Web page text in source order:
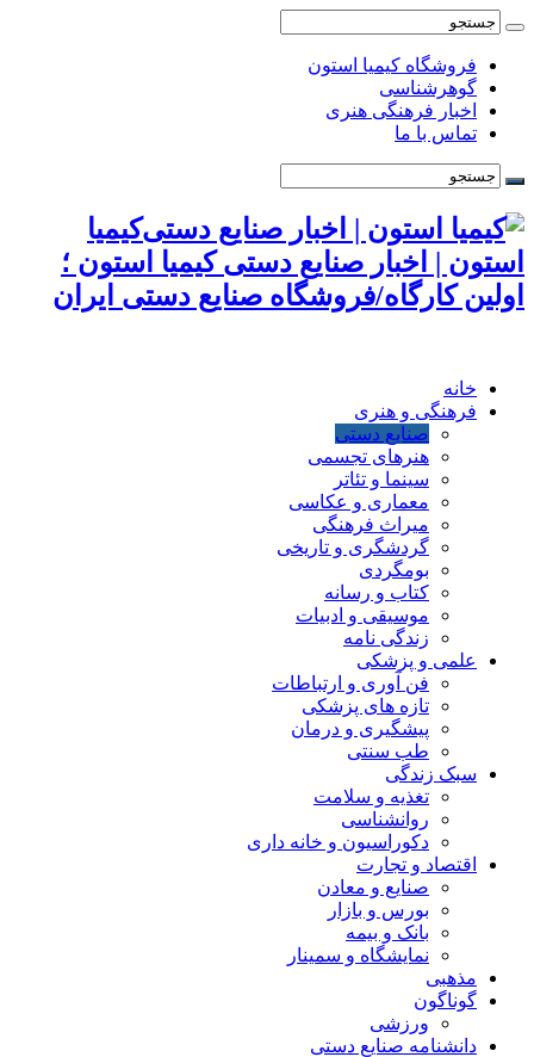
فروشگاه کیمیا استون
گوهرشناسی
اخبار فرهنگی هنری
تماس با ما
کیمیا
استون | اخبار صنایع دستی کیمیا استون ؛
اولین کارگاه/فروشگاه صنایع دستی ایران
خانه
فرهنگی و هنری
صنایع دستی
هنرهای تجسمی
سینما و تئاتر
معماری و عکاسی
میراث فرهنگی
گردشگری و تاریخی
بومگردی
کتاب و رسانه
موسیقی و ادبیات
زندگی نامه
علمی و پزشکی
فن آوری و ارتباطات
تازه های پزشکی
پیشگیری و درمان
طب سنتی
سبک زندگی
تغذیه و سلامت
روانشناسی
دکوراسیون و خانه داری
اقتصاد و تجارت
صنایع و معادن
بورس و بازار
بانک و بیمه
نمایشگاه و سمینار
مذهبی
گوناگون
ورزشی
دانشنامه صنایع دستی